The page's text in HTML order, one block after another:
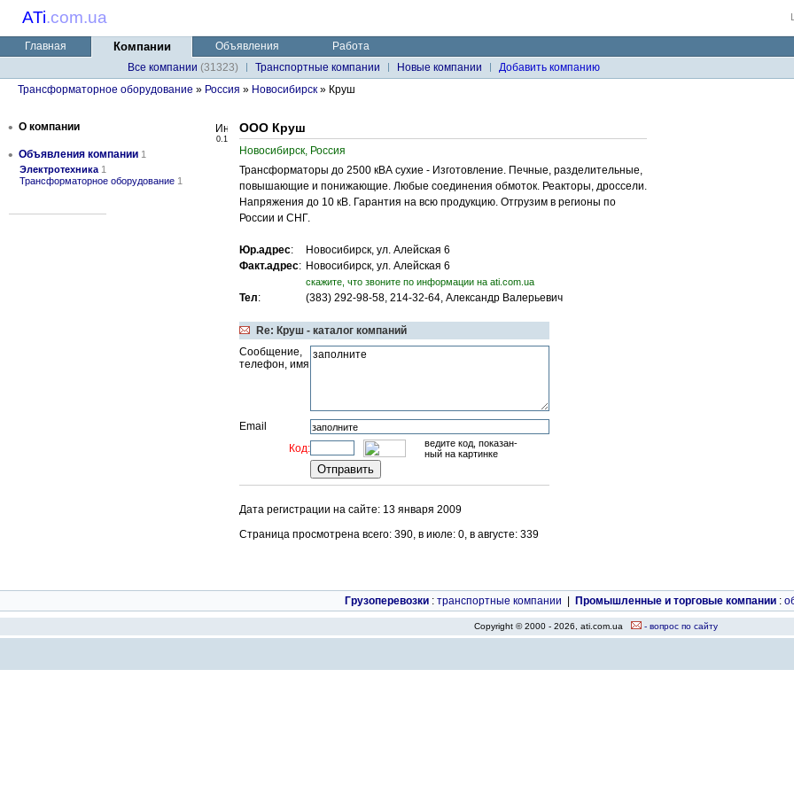
ATi.com.ua
Главная Компании Объявления
Работа
Все компании (31323) Транспортные компании Новые компании
Добавить компанию
Трансформаторное оборудование » Россия » Новосибирск » Круш
• О компании
• Объявления компании 1
Электротехника 1
Трансформаторное оборудование 1
0.1
ООО Круш
Новосибирск, Россия
Трансформаторы до 2500 кВА сухие - Изготовление. Печные, разделительные,
повышающие и понижающие. Любые соединения обмоток. Реакторы, дроссели.
Напряжения до 10 кВ. Гарантия на всю продукцию. Отгрузим в регионы по
России и СНГ.
Юр.адрес:
Новосибирск, ул. Алейская 6
Факт.адрес: Новосибирск, ул. Алейская 6
cкажите, что звоните по информации на ati.com.ua
Тел: (383) 292-98-58, 214-32-64, Александр Валерьевич
Re: Круш - каталог компаний
Сообщение,
телефон, имя
Email
Код:
ведите код, показан-
ный на картинке
Дата регистрации на сайте: 13 января 2009
Страница просмотрена всего: 390, в июле: 0, в августе: 339
Грузоперевозки : транспортные компании Промышленные и торговые компании :
Copyright © 2000 - 2026, ati.com.ua - вопрос по сайту